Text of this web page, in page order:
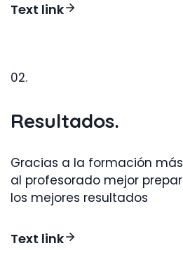
Text link
02.
Resultados.
Gracias a la formación
al profesorado mejor
los mejores resultados
Text link